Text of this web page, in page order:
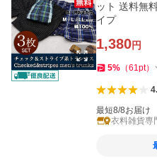
ット 送料無
イプ
1,380円
5% （61pt）
最短8/8お届け
衣料雑貨専